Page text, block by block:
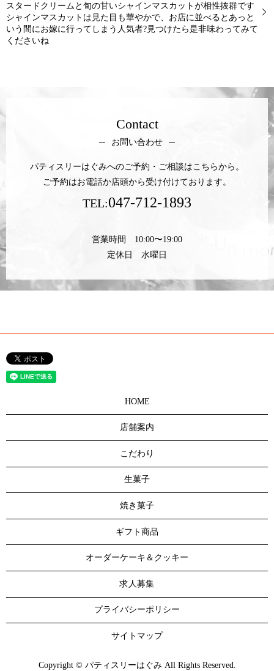
スタードクリームと旬の甘いシャインマスカットが相性抜群です
シャインマスカットは見た目も華やかで、お店に並べるとあっと
いう間にお嫁に行ってしまう人気者?見つけたら是非味わってみて
くださいね
Contact
お問い合わせ
パティスリーはぐみへのご予約・ご相談はこちらから。
ご予約はお電話か店頭から受け付けております。
TEL:047-712-1893
営業時間 10:00〜19:00
定休日 水曜日
HOME
店舗案内
こだわり
生菓子
焼き菓子
ギフト商品
オーダーケーキ＆クッキー
求人募集
プライバシーポリシー
サイトマップ
Copyright © パティスリーはぐみ All Rights Reserved.